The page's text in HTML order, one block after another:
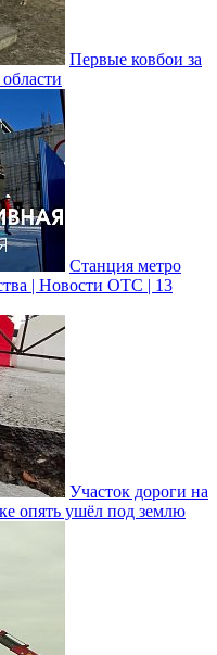
Первые ковбои за
Станция метро
| Новости ОТС | 13
Участок дороги на
опять ушёл под землю